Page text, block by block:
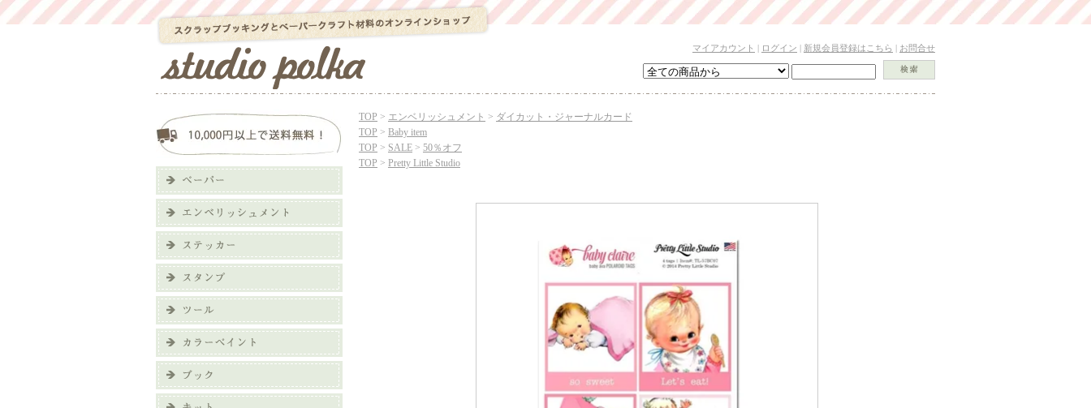
マイアカウント | ログイン | 新規会員登録はこちら | お問合せ
TOP > エンベリッシュメント > ダイカット・ジャーナルカード
TOP > Baby item
TOP > SALE > 50％オフ
TOP > Pretty Little Studio